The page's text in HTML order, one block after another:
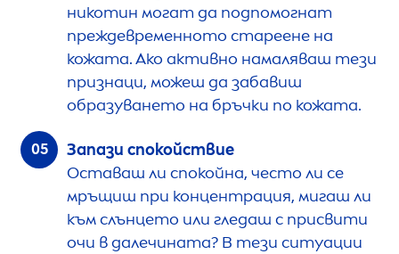
никотин могат да подпомогнат
преждевременното стареене на
кожата. Ако активно намаляваш тези
признаци, можеш да забавиш
образуването на бръчки по кожата.
Запази спокойствие
Оставаш ли спокойна, често ли се
мръщиш при концентрация, мигаш ли
към слънцето или гледаш с присвити
очи в далечината? В тези ситуации